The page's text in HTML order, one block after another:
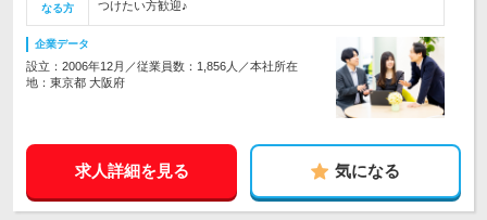
なる方 つけたい方歓迎♪
企業データ
設立：2006年12月／従業員数：1,856人／本社所在
地：東京都 大阪府
求人詳細を見る 気になる